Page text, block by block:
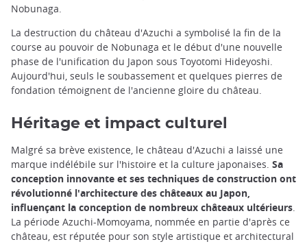
Nobunaga.
La destruction du château d'Azuchi a symbolisé la fin de la
course au pouvoir de Nobunaga et le début d'une nouvelle
phase de l'unification du Japon sous Toyotomi Hideyoshi.
Aujourd'hui, seuls le soubassement et quelques pierres de
fondation témoignent de l'ancienne gloire du château.
Héritage et impact culturel
Malgré sa brève existence, le château d'Azuchi a laissé une
marque indélébile sur l'histoire et la culture japonaises. Sa
conception innovante et ses techniques de construction ont
révolutionné l'architecture des châteaux au Japon,
influençant la conception de nombreux châteaux ultérieurs.
La période Azuchi-Momoyama, nommée en partie d'après ce
château, est réputée pour son style artistique et architectural